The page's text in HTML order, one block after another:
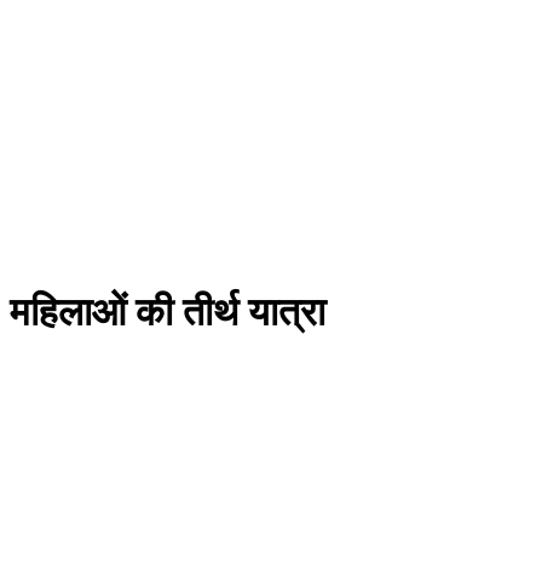
महिलाओं की तीर्थ यात्रा